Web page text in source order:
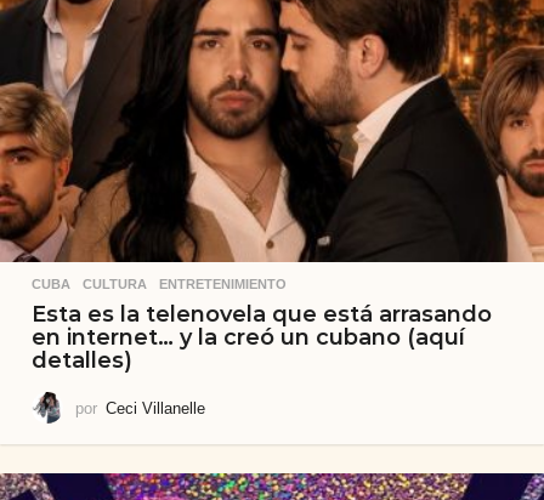
CUBA ,CULTURA ,ENTRETENIMIENTO
Esta es la telenovela que está arrasando
en internet… y la creó un cubano (aquí
detalles)
por Ceci Villanelle